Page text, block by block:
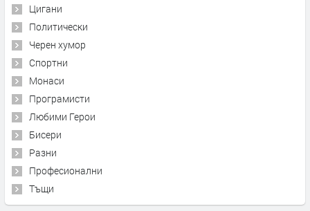
Цигани
Политически
Черен хумор
Спортни
Монаси
Програмисти
Любими Герои
Бисери
Разни
Професионални
Тъщи